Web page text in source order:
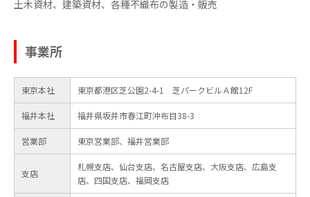
土木資材、建築資材、各種不織布の製造・販売
事業所
東京本社 東京都港区芝公園2-4-1 芝パークビルＡ館12F
福井本社 福井県坂井市春江町沖布目38-3
営業部 東京営業部、福井営業部
支店
札幌支店、仙台支店、名古屋支店、大阪支店、広島支
店、四国支店、福岡支店